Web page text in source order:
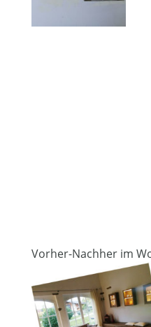
Vorher-Nachher im